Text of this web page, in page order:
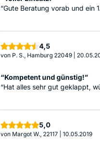
“Gute Beratung vorab und ein
4,5
von P. S., Hamburg 22049
“Kompetent und günstig!”
“Hat alles sehr gut geklappt,
5,0Sterne
von Margot W., 22117 10.05.2019